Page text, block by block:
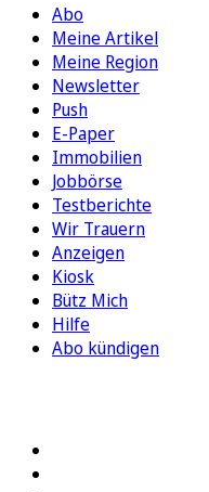
Abo
Meine Artikel
Meine Region
Newsletter
Push
E-Paper
Immobilien
Jobbörse
Testberichte
Wir Trauern
Anzeigen
Kiosk
Bütz Mich
Hilfe
Abo kündigen